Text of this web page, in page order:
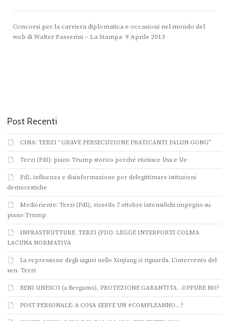
Concorsi per la carriera diplomatica e occasioni nel mondo del
web di Walter Passerini – La Stampa 9 Aprile 2013
Post Recenti
CINA: TERZI “GRAVE PERSECUZIONE PRATICANTI FALUN GONG”
Terzi (FdI): piano Trump storico perché riunisce Usa e Ue
FdI, influenza e disinformazione per delegittimare istituzioni
democratiche
Medioriente: Terzi (FdI), ricordo 7 ottobre intensifichi impegno su
piano Trump
INFRASTRUTTURE. TERZI (FDI): LEGGE INTERPORTI COLMA
LACUNA NORMATIVA
La repressione degli uiguri nello Xinjiang ci riguarda. L’intervento del
sen. Terzi
BENI UNESCO (a Bergamo), PROTEZIONE GARANTITA…OPPURE NO?
POST PERSONALE: A COSA SERVE UN #COMPLEANNO…?